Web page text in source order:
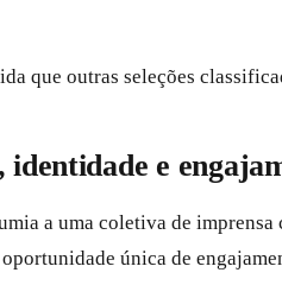
que outras seleções
e
a uma coletiva de
única de